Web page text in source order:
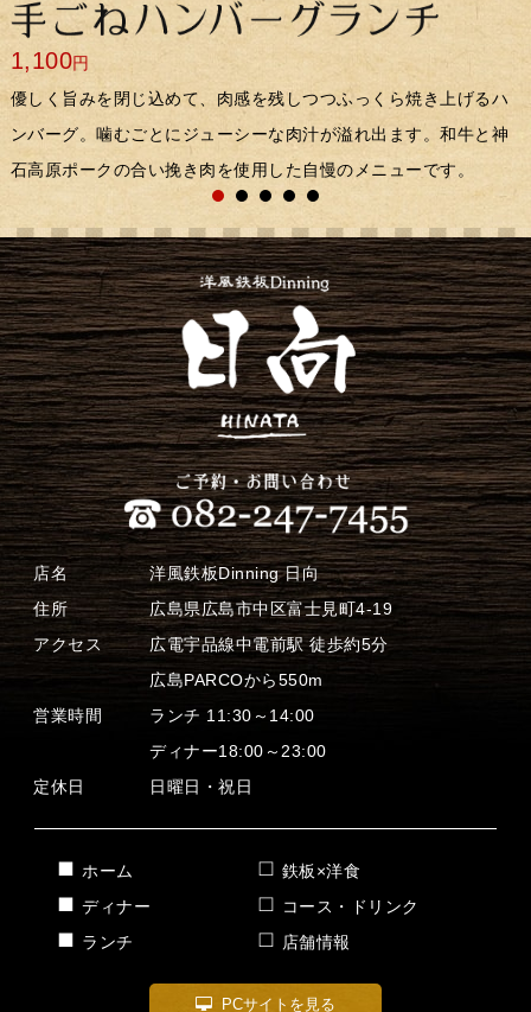
1,100円
優しく旨みを閉じ込めて、肉感を残しつつふっくら焼き上げるハ
ンバーグ。噛むごとにジューシーな肉汁が溢れ出ます。和牛と神
石高原ポークの合い挽き肉を使用した自慢のメニューです。
店名
洋風鉄板Dinning 日向
住所
広島県広島市中区富士見町4-19
アクセス
広電宇品線中電前駅 徒歩約5分
広島PARCOから550m
営業時間
ランチ 11:30～14:00
ディナー18:00～23:00
定休日
日曜日・祝日
ホーム
鉄板×洋食
ディナー
コース・ドリンク
ランチ
店舗情報
PCサイトを見る